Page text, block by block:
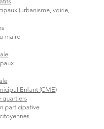
(urbanisme, voirie,
maire
Enfant (CME)
quartiers